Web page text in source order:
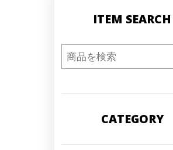
ITEM SEARCH
CATEGORY